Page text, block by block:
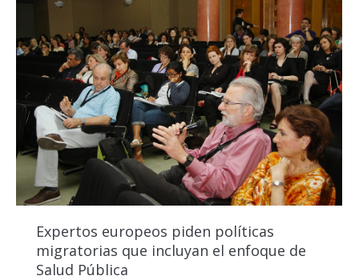
Expertos europeos piden políticas
migratorias que incluyan el enfoque de
Salud Pública